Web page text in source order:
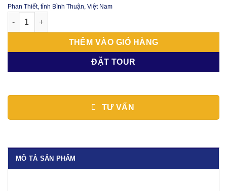
Phan Thiết, tỉnh Bình Thuận, Việt Nam
HÒN RƠM CENTRAL BEACH RESORT số lượng
THÊM VÀO GIỎ HÀNG
ĐẶT TOUR
TƯ VẤN
MÔ TẢ SẢN PHẨM